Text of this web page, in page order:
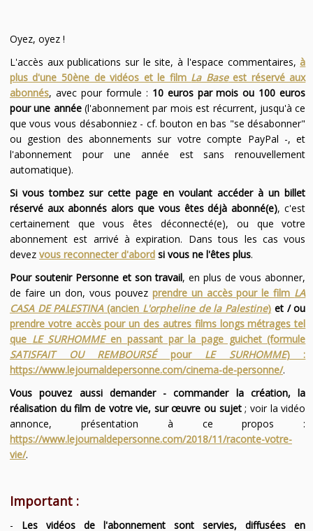
Oyez, oyez !
L'accès aux publications sur le site, à l'espace commentaires,à
plus d'une 50ène de vidéos et le film La Baseest réservé aux
abonnés, avec pour formule : 10 euros par mois ou 100 euros
pour une année(l'abonnement par mois est récurrent, jusqu'à ce
que vous vous désabonniez - cf. bouton en bas "se désabonner"
ou gestion des abonnements sur votre compte PayPal -, et
l'abonnement pour une année est sans renouvellement
automatique).
Si vous tombez sur cette page en voulant accéder à un billet
réservé aux abonnés alors que vous êtes déjà abonné(e), c'est
certainement que vous êtes déconnecté(e), ou que votre
abonnement est arrivé à expiration. Dans tous les cas vous
devez vous reconnecter d'abordsi vous ne l'êtes plus.
Pour soutenir Personne et son travail, en plus de vous abonner,
de faire un don, vous pouvez prendre un accès pour le film LA
CASA DE PALESTINA(ancien L'orpheline de la Palestine) et / ou
prendre votre accès pour un des autres films longs métrages tel
que LE SURHOMMEen passant par la page guichet (formule
SATISFAIT OU REMBOURSÉpour LE SURHOMME) :
https://www.lejournaldepersonne.com/cinema-de-personne/.
Vous pouvez aussi demander - commander la création, la
réalisation du film de votre vie, sur œuvre ou sujet; voir la vidéo
annonce, présentation à ce propos :
https://www.lejournaldepersonne.com/2018/11/raconte-votre-
vie/.
Important :
- Les vidéos de l'abonnement sont servies, diffusées en